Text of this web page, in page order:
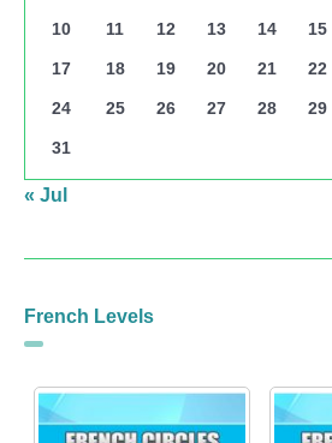
10 11 12 13 14 15
17 18 19 20 21 22
24 25 26 27 28 29
31
« Jul
French Levels